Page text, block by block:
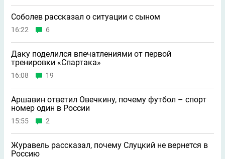
Соболев рассказал о ситуации с сыном
16:22 6
Даку поделился впечатлениями от первой
тренировки «Спартака»
16:08 19
Аршавин ответил Овечкину, почему футбол – спорт
номер один в России
15:55 2
Журавель рассказал, почему Слуцкий не вернется в
Россию